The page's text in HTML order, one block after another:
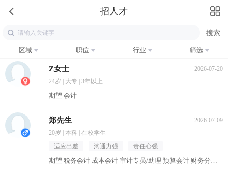
招人才
区域 职位 行业 筛选
Z女士
2026-07-20
24岁 | 大专 | 3年以上
期望 会计
郑先生
2026-07-09
20岁 | 本科 | 在校学生
适应出差
沟通力强 责任心强
期望 税务会计 成本会计 审计专员/助理 预算会计 财务分析员